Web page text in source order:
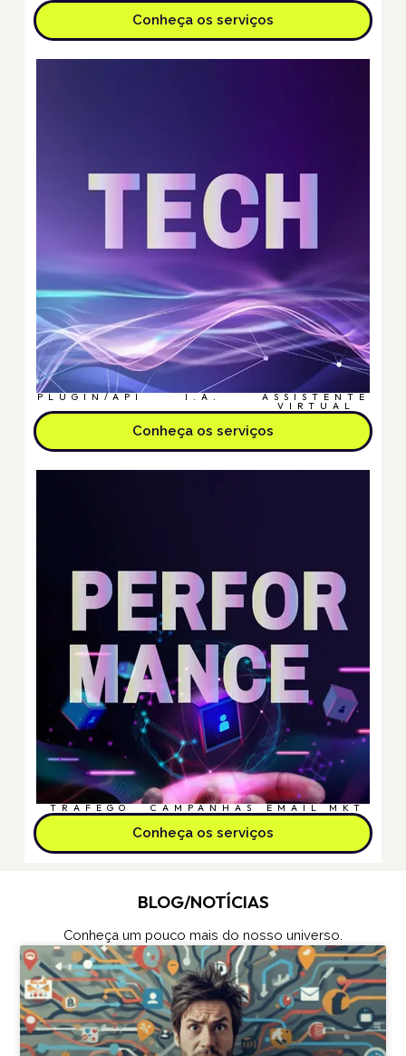
Conheça os serviços
PLUGIN/API I.A. ASSISTENTE
VIRTUAL
Conheça os serviços
TRÁFEGO CAMPANHAS EMAIL MKT
Conheça os serviços
BLOG/NOTÍCIAS
Conheça um pouco mais do nosso universo.